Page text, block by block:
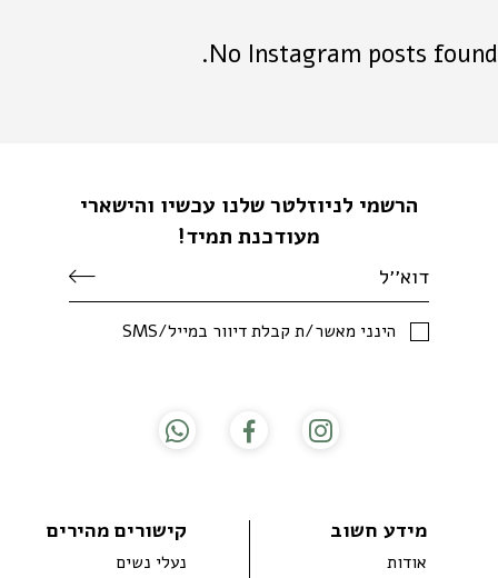
No Instagram posts found.
מידע חשוב
אודות
קישורים מהירים
נעלי נשים
הרשמי לניוזלטר שלנו עכשיו והישארי
מעודכנת תמיד!
SMS/הינני מאשר/ת קבלת דיוור במייל